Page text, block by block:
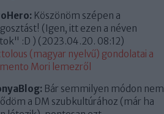
Köszönöm szépen a
(Igen, itt ezen a néven
:D ) (2023.04.20. 08:12)
(magyar nyelvű) gondolatai a
Mori lemezről
Bár semmilyen módon nem
a DM szubkultúrához (már ha